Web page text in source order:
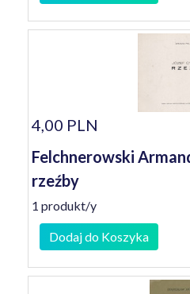
4,00 PLN
Felchnerowski
rzeźby
1 produkt/y
Dodaj do Koszyka